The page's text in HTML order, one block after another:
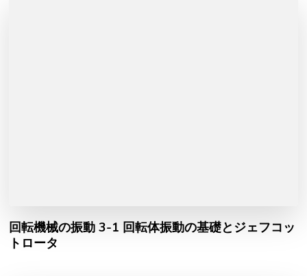
回転機械の振動 3-1 回転体振動の基礎とジェフコッ
トロータ